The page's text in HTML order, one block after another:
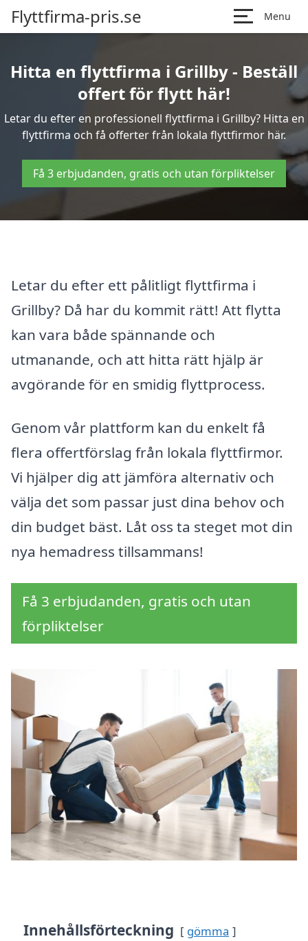
Flyttfirma-pris.se Menu
Hitta en flyttfirma i Grillby - Beställ
offert för flytt här!
Letar du efter en professionell flyttfirma i Grillby? Hitta en
flyttfirma och få offerter från lokala flyttfirmor här.
Få 3 erbjudanden, gratis och utan förpliktelser
Letar du efter ett pålitligt flyttfirma i
Grillby? Då har du kommit rätt! Att flytta
kan vara både spännande och
utmanande, och att hitta rätt hjälp är
avgörande för en smidig flyttprocess.
Genom vår plattform kan du enkelt få
flera offertförslag från lokala flyttfirmor.
Vi hjälper dig att jämföra alternativ och
välja det som passar just dina behov och
din budget bäst. Låt oss ta steget mot din
nya hemadress tillsammans!
Få 3 erbjudanden, gratis och utan
förpliktelser
Innehållsförteckning gömma